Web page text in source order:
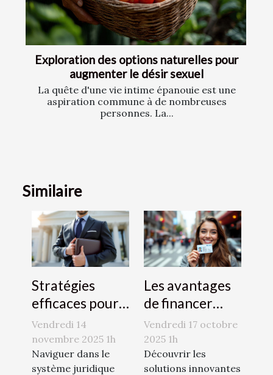
Exploration des options naturelles pour
augmenter le désir sexuel
La quête d'une vie intime épanouie est une
aspiration commune à de nombreuses
personnes. La...
Similaire
Stratégies
efficaces pour
naviguer dans
le système
juridique
Vendredi 14
novembre 2025 1h
Naviguer dans le
système juridique
Les avantages
de financer
votre permis de
conduire avec
le CPF
Vendredi 17 octobre
2025 1h
Découvrir les
solutions innovantes